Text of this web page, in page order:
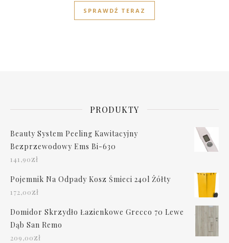
SPRAWDŹ TERAZ
PRODUKTY
Beauty System Peeling Kawitacyjny
Bezprzewodowy Ems Bi-630
141,90zł
Pojemnik Na Odpady Kosz Śmieci 240l Żółty
172,00zł
Domidor Skrzydło Łazienkowe Grecco 70 Lewe
Dąb San Remo
209,00zł